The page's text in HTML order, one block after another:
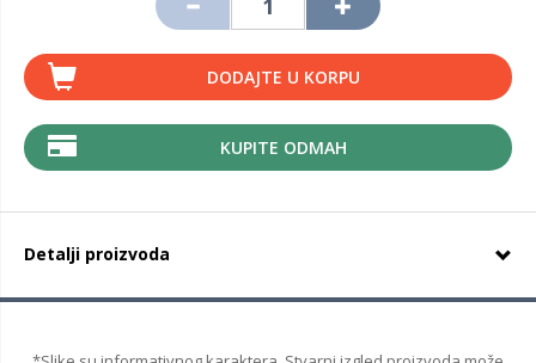
DODAJTE U KORPU
KUPITE ODMAH
Detalji proizvoda